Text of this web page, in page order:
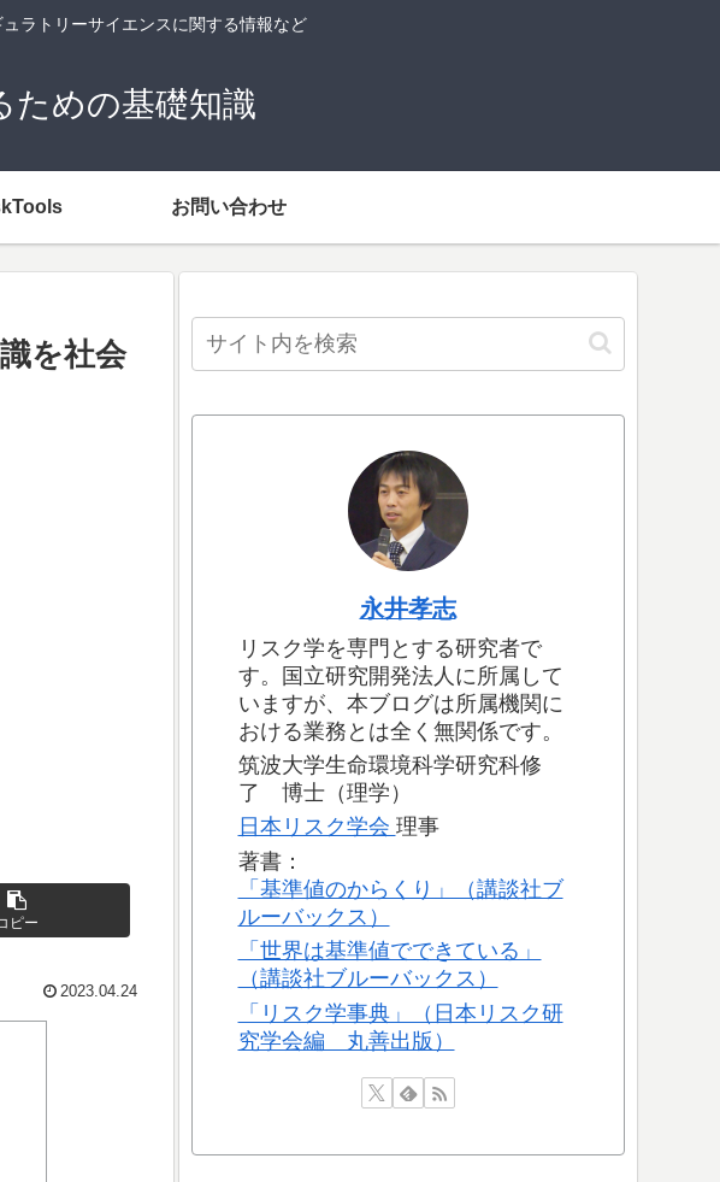
ラトリーサイエンスに関する情報など
ための基礎知識
お問い合わせ
を社会
ピー
2023.04.24
永井孝志
リスク学を専門とする研究者で
す。国立研究開発法人に所属して
いますが、本ブログは所属機関に
おける業務とは全く無関係です。
筑波大学生命環境科学研究科修
了 博士（理学）
日本リスク学会 理事
著書：
「基準値のからくり」（講談社ブ
ルーバックス）
「世界は基準値でできている」
（講談社ブルーバックス）
「リスク学事典」（日本リスク研
究学会編 丸善出版）